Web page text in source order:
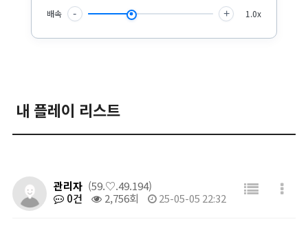
배속 - + 1.0x
내 플레이 리스트
관리자 (59.♡.49.194)
0건
2,756회 25-05-05 22:32